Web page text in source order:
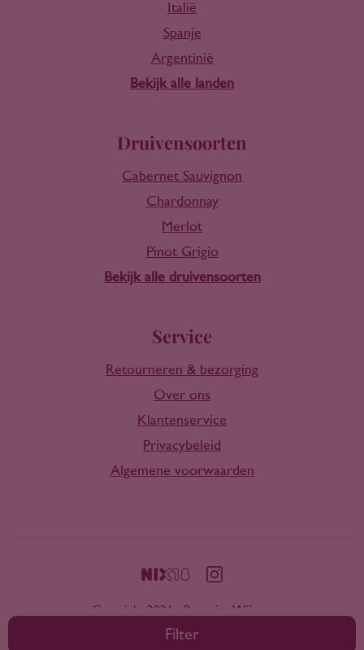
Filter
Italië
Spanje
Argentinië
Bekijk alle landen
Druivensoorten
Cabernet Sauvignon
Chardonnay
Merlot
Pinot Grigio
Bekijk alle druivensoorten
Service
Retourneren & bezorging
Over ons
Klantenservice
Privacybeleid
Algemene voorwaarden
Copyright 2026 - Rootring Wijnen